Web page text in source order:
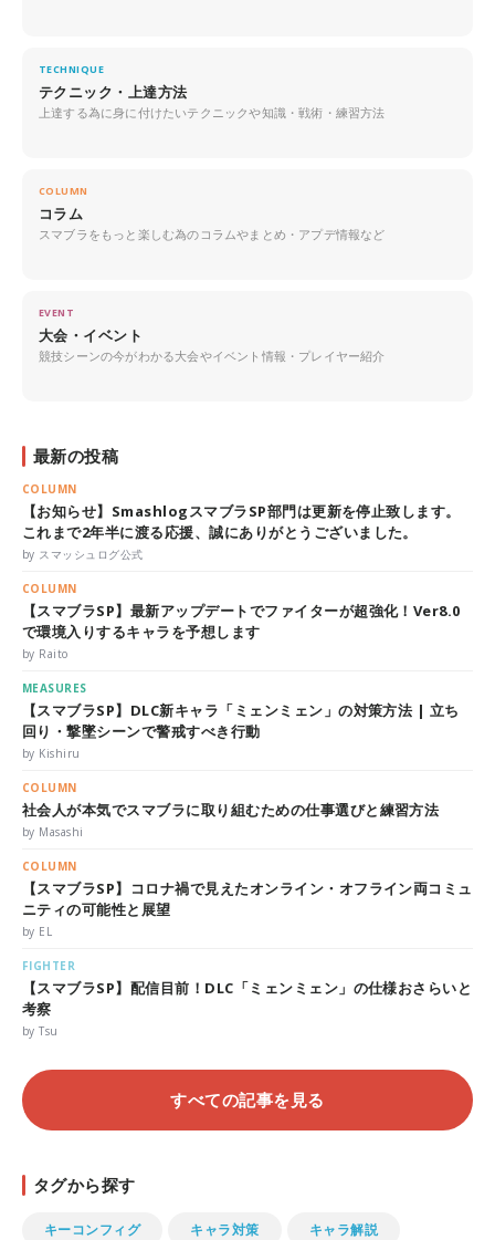
TECHNIQUE
テクニック・上達方法
上達する為に身に付けたいテクニックや知識・戦術・練習方法
COLUMN
コラム
スマブラをもっと楽しむ為のコラムやまとめ・アプデ情報など
EVENT
大会・イベント
競技シーンの今がわかる大会やイベント情報・プレイヤー紹介
最新の投稿
COLUMN
【お知らせ】SmashlogスマブラSP部門は更新を停止致します。
これまで2年半に渡る応援、誠にありがとうございました。
by スマッシュログ公式
COLUMN
【スマブラSP】最新アップデートでファイターが超強化！Ver8.0
で環境入りするキャラを予想します
by Raito
MEASURES
【スマブラSP】DLC新キャラ「ミェンミェン」の対策方法 | 立ち
回り・撃墜シーンで警戒すべき行動
by Kishiru
COLUMN
社会人が本気でスマブラに取り組むための仕事選びと練習方法
by Masashi
COLUMN
【スマブラSP】コロナ禍で見えたオンライン・オフライン両コミュ
ニティの可能性と展望
by EL
FIGHTER
【スマブラSP】配信目前！DLC「ミェンミェン」の仕様おさらいと
考察
by Tsu
すべての記事を見る
タグから探す
キーコンフィグ キャラ対策 キャラ解説